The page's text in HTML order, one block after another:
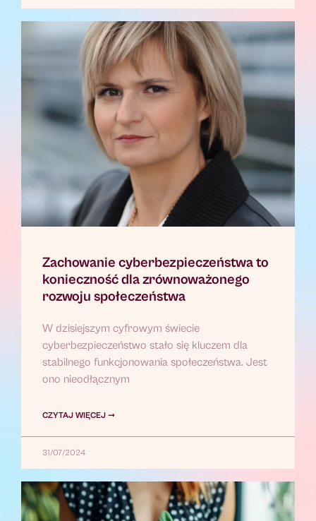
Zachowanie cyberbezpieczeństwa to
konieczność dla zrównoważonego
rozwoju społeczeństwa
W dzisiejszym cyfrowym świecie
cyberbezpieczeństwo stało się kluczem dla
stabilnego funkcjonowania społeczeństwa. Jest
ono nieodłącznym
CZYTAJ WIĘCEJ ➞
31/07/2024